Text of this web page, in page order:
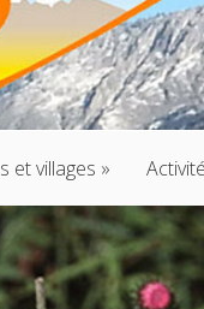
et villages »